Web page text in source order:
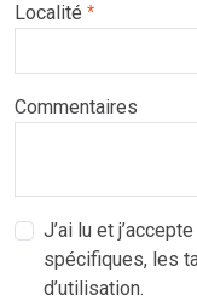
Localité *
Commentaires
J’ai lu et
spécifiques, les
d’utilisation.